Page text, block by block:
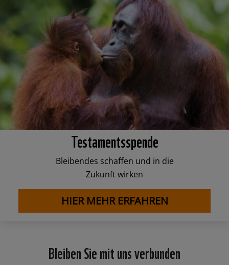
Testamentsspende
Bleibendes schaffen und in die
Zukunft wirken
HIER MEHR ERFAHREN
Bleiben Sie mit uns verbunden